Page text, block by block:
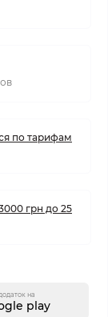
по тарифам
грн до 25
на
play